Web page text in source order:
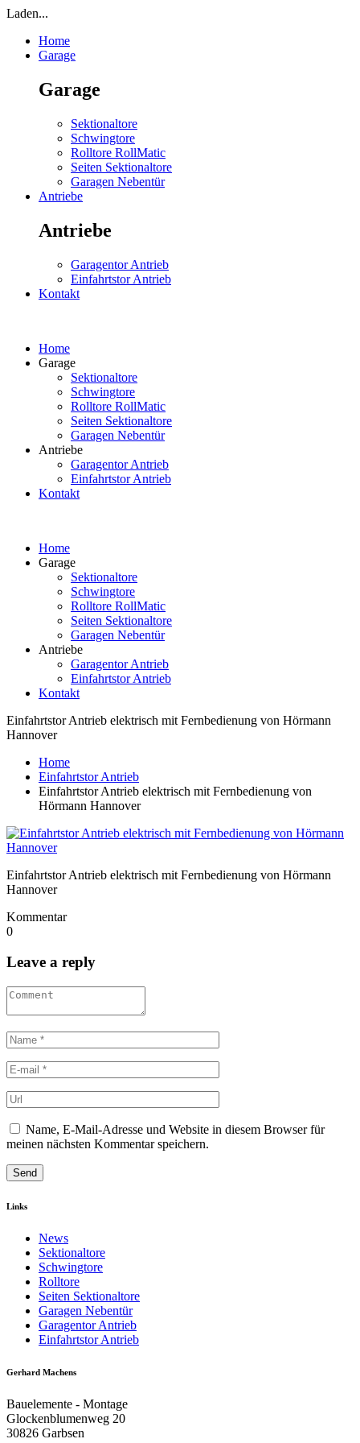
Laden...
Home
Garage
Garage
Sektionaltore
Schwingtore
Rolltore RollMatic
Seiten Sektionaltore
Garagen Nebentür
Antriebe
Antriebe
Garagentor Antrieb
Einfahrtstor Antrieb
Kontakt
Home
Garage
Sektionaltore
Schwingtore
Rolltore RollMatic
Seiten Sektionaltore
Garagen Nebentür
Antriebe
Garagentor Antrieb
Einfahrtstor Antrieb
Kontakt
Home
Garage
Sektionaltore
Schwingtore
Rolltore RollMatic
Seiten Sektionaltore
Garagen Nebentür
Antriebe
Garagentor Antrieb
Einfahrtstor Antrieb
Kontakt
Einfahrtstor Antrieb elektrisch mit Fernbedienung von Hörmann
Hannover
Home
Einfahrtstor Antrieb
Einfahrtstor Antrieb elektrisch mit Fernbedienung von
Hörmann Hannover
Einfahrtstor Antrieb elektrisch mit Fernbedienung von Hörmann
Hannover
Kommentar
0
Leave a reply
Name, E-Mail-Adresse und Website in diesem Browser für
meinen nächsten Kommentar speichern.
Links
News
Sektionaltore
Schwingtore
Rolltore
Seiten Sektionaltore
Garagen Nebentür
Garagentor Antrieb
Einfahrtstor Antrieb
Gerhard Machens
Bauelemente - Montage
Glockenblumenweg 20
30826 Garbsen